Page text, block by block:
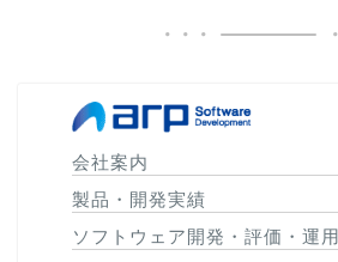
会社案内
製品・開発実績
ソフトウェア開発・評価・運用